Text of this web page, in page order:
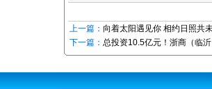
上一篇： 向着太阳遇见你 相约日照共
下一篇： 总投资10.5亿元！浙商（临